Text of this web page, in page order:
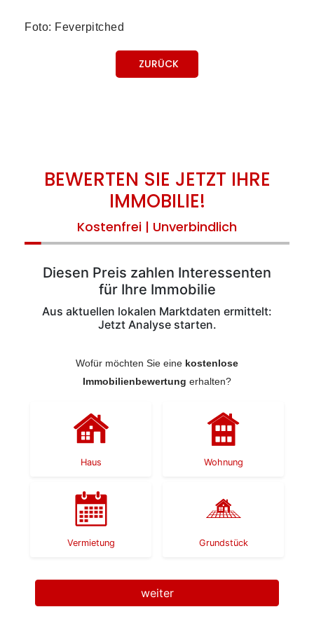
Foto: Feverpitched
ZURÜCK
BEWERTEN SIE JETZT IHRE
IMMOBILIE!
Kostenfrei | Unverbindlich
Diesen Preis zahlen Interessenten
für Ihre Immobilie
Aus aktuellen lokalen Marktdaten ermittelt:
Jetzt Analyse starten.
Wofür möchten Sie eine kostenlose
Immobilienbewertung erhalten?
Haus Wohnung
Vermietung Grundstück
weiter